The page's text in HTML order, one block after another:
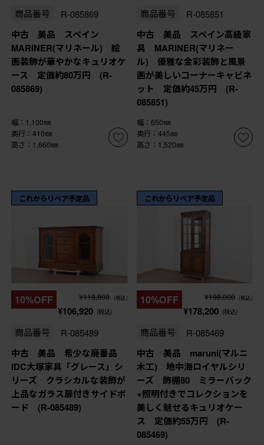
商品番号 R-085869
中古 美品 スペイン
MARINER(マリネール) 絵
画装飾が華やかなキュリオケ
ース 定価約80万円 (R-
085869)
幅：1,100㎜
奥行：410㎜
高さ：1,660㎜
商品番号 R-085851
中古 美品 スペイン高級家
具 MARINER(マリネー
ル) 優雅な金彩装飾と風景
画が美しいコーナーキャビネ
ット 定価約45万円 (R-
085851)
幅：650㎜
奥行：445㎜
高さ：1,520㎜
これからリペア予定品
10%OFF ¥118,800 (税込)
¥106,920 (税込)
商品番号 R-085489
中古 美品 希少な廃番品
IDC大塚家具「グレース」シ
リーズ クラシカルな装飾が
上品なガラス扉付きサイドボ
ード (R-085489)
これからリペア予定品
10%OFF ¥198,000 (税込)
¥178,200 (税込)
商品番号 R-085469
中古 美品 maruni(マルニ
木工) 地中海ロイヤルシリ
ーズ 飾棚80 ミラーバック
×照明付きでコレクションを
美しく魅せるキュリオケー
ス 定価約55万円 (R-
085469)